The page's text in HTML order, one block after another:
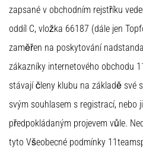
се
женското
ЕВРО
с
официални
екипи
и
обувки
от
Nike,
zapsané v obchodním rejstříku
oddíl C, vložka 66187 (dále jen
zaměřen na poskytování
zákazníky internetového obchodu
stávají členy klubu na základě své
svým souhlasem s registrací, nebo
předpokládaným projevem vůle.
tyto Všeobecné podmínky